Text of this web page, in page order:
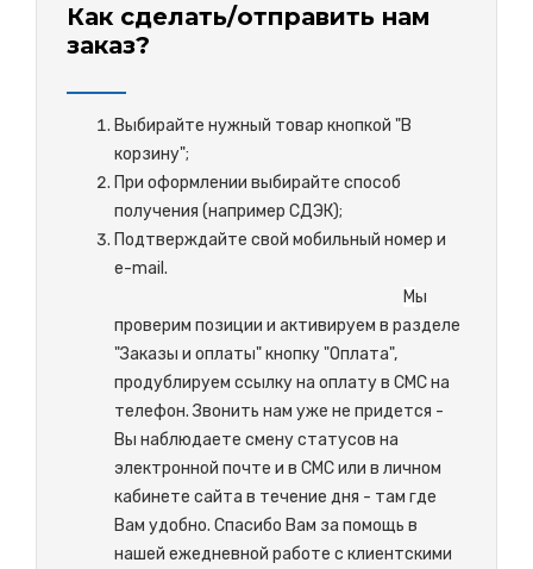
Как сделать/отправить нам
заказ?
Выбирайте нужный товар кнопкой "В
корзину";
При оформлении выбирайте способ
получения (например СДЭК);
Подтверждайте свой мобильный номер и
e-mail.
Мы
проверим позиции и активируем в разделе
"Заказы и оплаты" кнопку "Оплата",
продублируем ссылку на оплату в СМС на
телефон. Звонить нам уже не придется -
Вы наблюдаете смену статусов на
электронной почте и в СМС или в личном
кабинете сайта в течение дня - там где
Вам удобно. Спасибо Вам за помощь в
нашей ежедневной работе с клиентскими